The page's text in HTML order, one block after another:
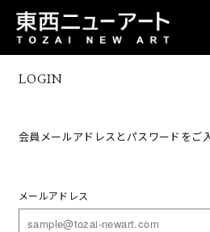
LOGIN
会員メールアドレスとパスワードをご
メールアドレス